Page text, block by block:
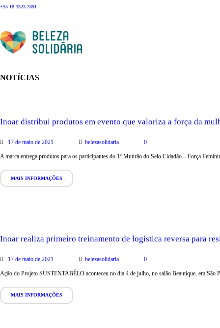
+55 18 3323 2891
NOTÍCIAS
Inoar distribui produtos em evento que valoriza a força da
17 de maio de 2021 belezasolidaria 0
A marca entrega produtos para os participantes do 1º Mutirão do Selo Cidadão – Força
MAIS INFORMAÇÕES
Inoar realiza primeiro treinamento de logística reversa para
17 de maio de 2021 belezasolidaria 0
Ação do Projeto SUSTENTABÊLO aconteceu no dia 4 de julho, no salão Beautique, em
MAIS INFORMAÇÕES